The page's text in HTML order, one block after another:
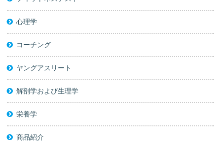
心理学
コーチング
ヤングアスリート
解剖学および生理学
栄養学
商品紹介